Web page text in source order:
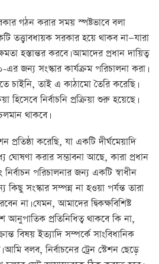
গঠন করার সময় স্পষ্টভাবে বলা
তত্ত্বাবধায়ক সরকার হয়ে থাকব না—যারা
হস্তান্তর করবে। আমাদের প্রধান দায়িত্ব
জন্য সংস্কার কার্যক্রম পরিচালনা করা।
চাইনি, তাই এ কাঠামো তৈরি করেছি।
হিসেবে নির্বাচনি প্রক্রিয়া শুরু হয়েছে।
থাকবে।
করেছি, যা একটি দীর্ঘমেয়াদি
ঘোষণা করার সম্ভাবনা আছে, কারা প্রধান
পরিচালনার জন্য একটি স্বাধীন
সংস্কার সম্পন্ন না হওয়া পর্যন্ত তারা
না। যেমন, আমাদের দ্বিকক্ষবিশিষ্ট
আনুপাতিক প্রতিনিধিত্ব থাকবে কি না,
বিষয় ইত্যাদি সম্পর্কে সাংবিধানিক
আমি বলব, নির্বাচনের ট্রেন স্টেশন ছেড়ে